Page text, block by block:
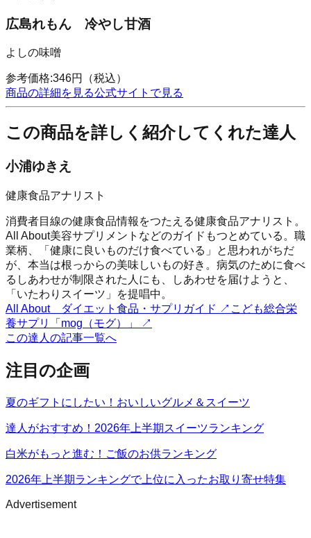
広島れもん 冷やし甘酒
よしの味噌
参考価格:346円
（税込）
商品の詳細を見る公式サイトで見る
この商品を詳しく紹介してくれた達人
小浦ゆきえ
健康食品アナリスト
消費者目線の健康食品情報をつたえる健康食品アナリスト。
All About美容サプリメントなどのガイドもつとめている。職
業柄、「健康に良いものだけ食べている」と思われがちだ
が、本当は根っからの美味しいもの好き。病気のために食べ
るしあわせが制限された人にも、しあわせを届けようと、
「いたわりスイーツ」を提唱中。
All About ダイエット食品・サプリガイド ↗ こども総合栄
養サプリ「mog（モグ）」
↗
この達人の記事一覧へ
注目の企画
夏のギフトにしたい！おいしいグルメ＆スイーツ
達人がおすすめ！2026年上半期スイーツランキング
白米がもっと進む！ご飯のお供ランキング
2026年上半期ランキングで上位に入ったお取り寄せ特集
Advertisement